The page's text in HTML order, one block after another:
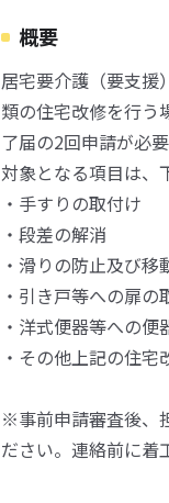
概要
居宅要介護（要支援
類の住宅改修を行う
了届の2回申請が必要
対象となる項目は、
・手すりの取付け
・段差の解消
・滑りの防止及び
・引き戸等への扉の
・洋式便器等への便
・その他上記の住
※事前申請審査後、
ださい。連絡前に着